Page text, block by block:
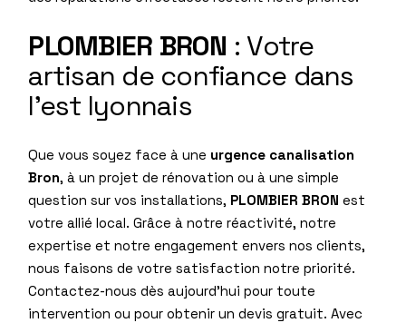
PLOMBIER BRON : Votre
artisan de confiance dans
l’est lyonnais
Que vous soyez face à une urgence canalisation
Bron, à un projet de rénovation ou à une simple
question sur vos installations, PLOMBIER BRON est
votre allié local. Grâce à notre réactivité, notre
expertise et notre engagement envers nos clients,
nous faisons de votre satisfaction notre priorité.
Contactez-nous dès aujourd’hui pour toute
intervention ou pour obtenir un devis gratuit. Avec